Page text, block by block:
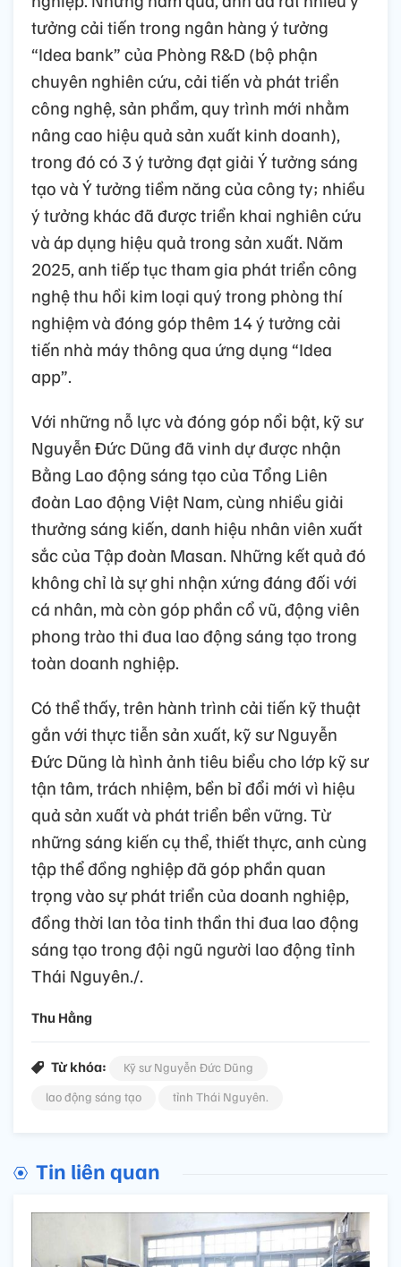
tưởng cải tiến trong ngân hàng ý tưởng
“Idea bank” của Phòng R&D (bộ phận
chuyên nghiên cứu, cải tiến và phát triển
công nghệ, sản phẩm, quy trình mới nhằm
nâng cao hiệu quả sản xuất kinh doanh),
trong đó có 3 ý tưởng đạt giải Ý tưởng sáng
tạo và Ý tưởng tiềm năng của công ty; nhiều
ý tưởng khác đã được triển khai nghiên cứu
và áp dụng hiệu quả trong sản xuất. Năm
2025, anh tiếp tục tham gia phát triển công
nghệ thu hồi kim loại quý trong phòng thí
nghiệm và đóng góp thêm 14 ý tưởng cải
tiến nhà máy thông qua ứng dụng “Idea
app”.
Với những nỗ lực và đóng góp nổi bật, kỹ sư
Nguyễn Đức Dũng đã vinh dự được nhận
Bằng Lao động sáng tạo của Tổng Liên
đoàn Lao động Việt Nam, cùng nhiều giải
thưởng sáng kiến, danh hiệu nhân viên xuất
sắc của Tập đoàn Masan. Những kết quả đó
không chỉ là sự ghi nhận xứng đáng đối với
cá nhân, mà còn góp phần cổ vũ, động viên
phong trào thi đua lao động sáng tạo trong
toàn doanh nghiệp.
Có thể thấy, trên hành trình cải tiến kỹ thuật
gắn với thực tiễn sản xuất, kỹ sư Nguyễn
Đức Dũng là hình ảnh tiêu biểu cho lớp kỹ sư
tận tâm, trách nhiệm, bền bỉ đổi mới vì hiệu
quả sản xuất và phát triển bền vững. Từ
những sáng kiến cụ thể, thiết thực, anh cùng
tập thể đồng nghiệp đã góp phần quan
trọng vào sự phát triển của doanh nghiệp,
đồng thời lan tỏa tinh thần thi đua lao động
sáng tạo trong đội ngũ người lao động tỉnh
Thái Nguyên./.
Thu Hằng
Từ khóa:
Kỹ sư Nguyễn Đức Dũng
lao động sáng tạo
tỉnh Thái Nguyên.
Tin liên quan